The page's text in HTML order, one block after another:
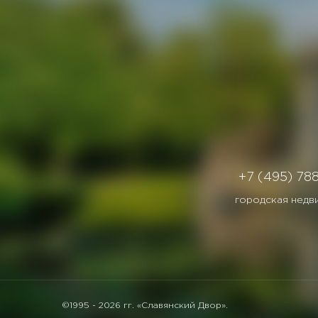
+7 (495)
городская
©1995 - 2026 гг. «Славянский Двор».